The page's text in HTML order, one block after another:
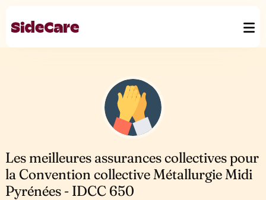
Les meilleures assurances collectives pour
la Convention collective Métallurgie Midi
Pyrénées - IDCC 650